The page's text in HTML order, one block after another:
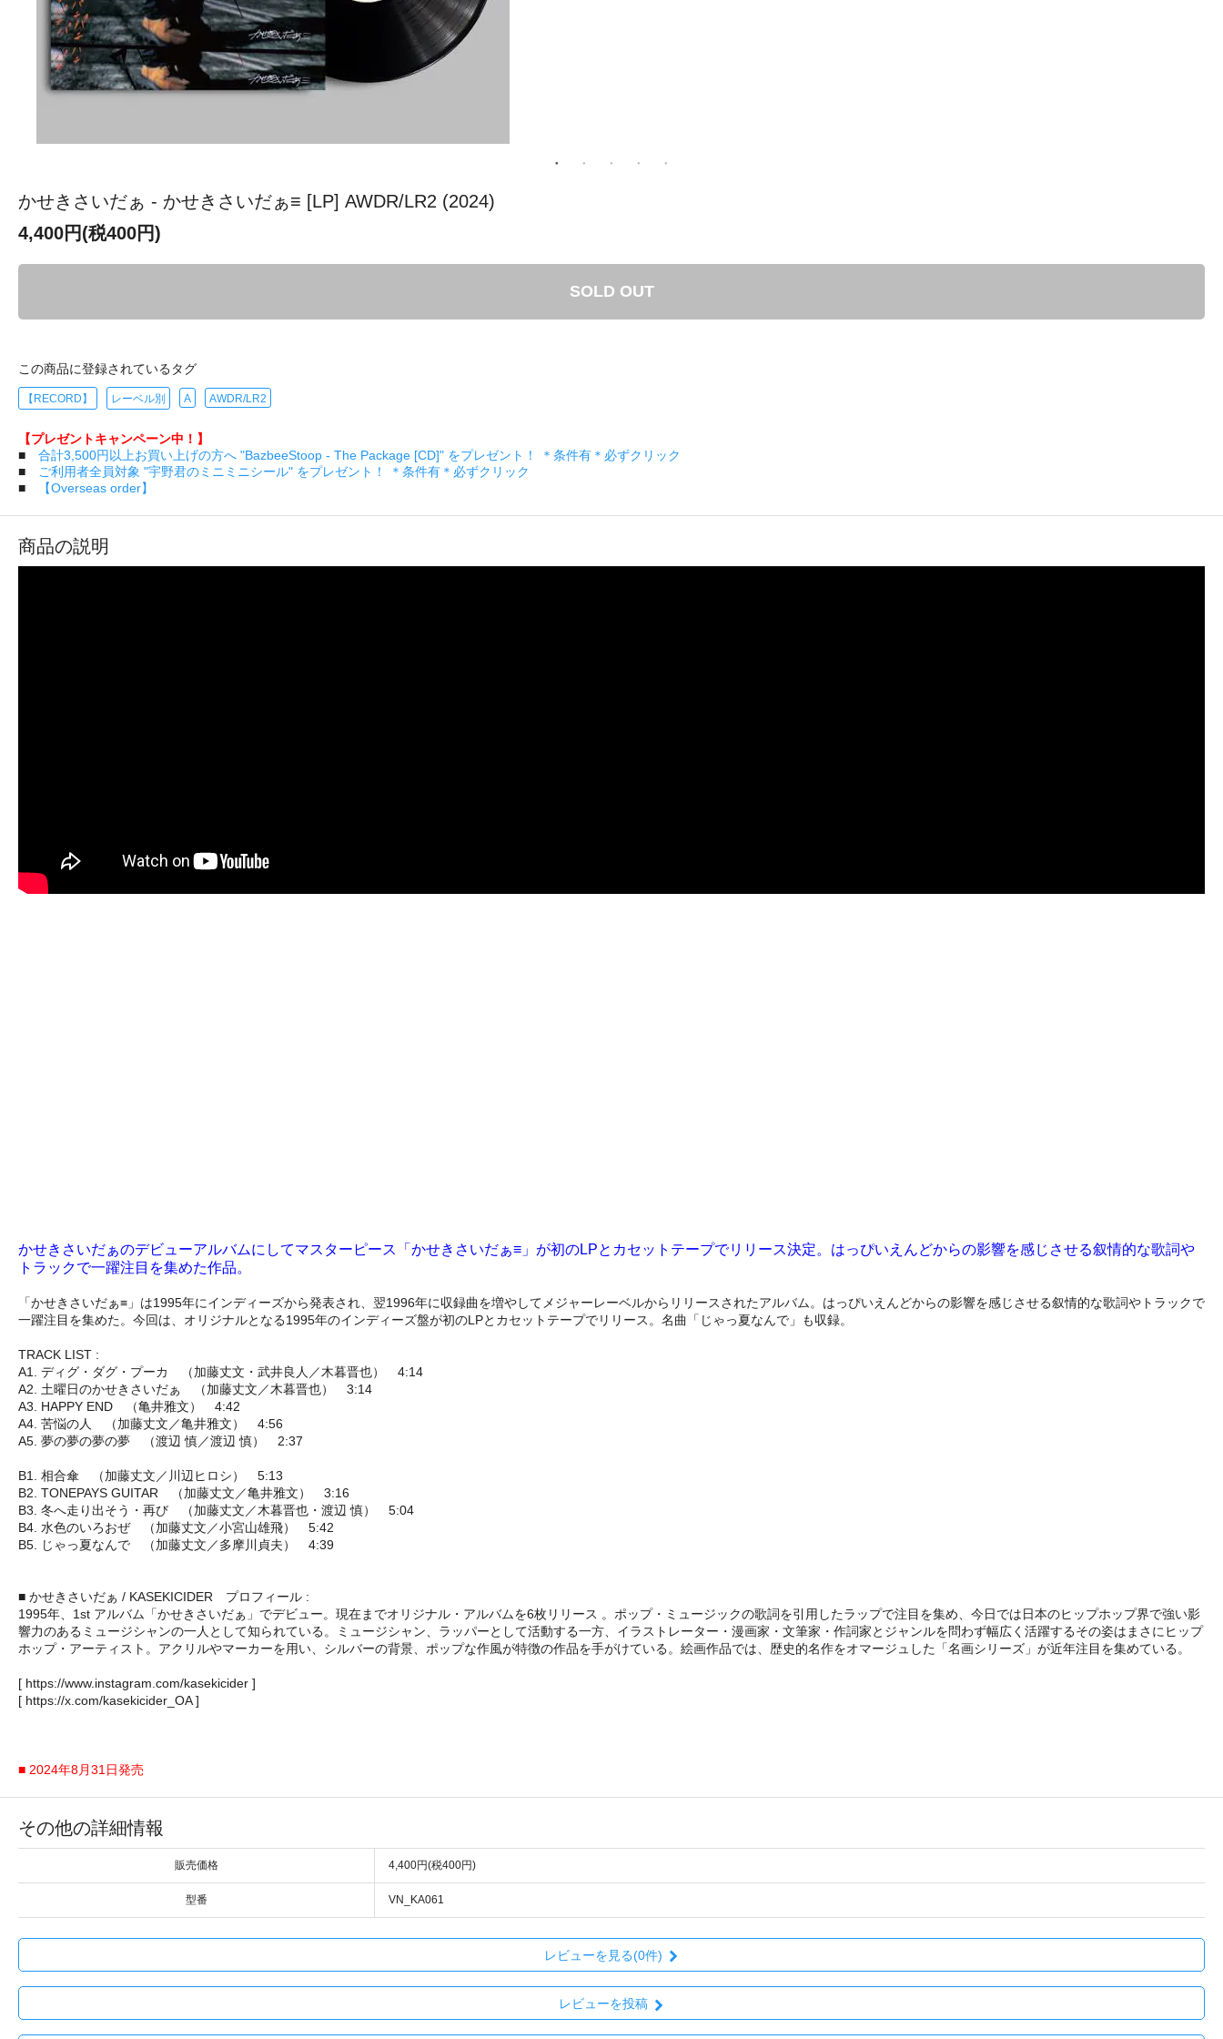
かせきさいだぁ - かせきさいだぁ≡ [LP] AWDR/LR2 (2024)
4,400円(税400円)
SOLD OUT
この商品に登録されているタグ
【RECORD】 レーベル別 A AWDR/LR2
【プレゼントキャンペーン中！】
■ 合計3,500円以上お買い上げの方へ "BazbeeStoop - The Package [CD]" をプレゼント！ ＊条件有＊必ずクリック
■
ご利用者全員対象 "宇野君のミニミニシール" をプレゼント！ ＊条件有＊必ずクリック
■
【Overseas order】
商品の説明
かせきさいだぁのデビューアルバムにしてマスターピース「かせきさいだぁ≡」が初のLPとカセットテープでリリース決定。はっぴいえんどからの影響を感じさせる叙情的な歌詞や
トラックで一躍注目を集めた作品。
「かせきさいだぁ≡」は1995年にインディーズから発表され、翌1996年に収録曲を増やしてメジャーレーベルからリリースされたアルバム。はっぴいえんどからの影響を感じさせる叙情的な歌詞やトラックで
一躍注目を集めた。今回は、オリジナルとなる1995年のインディーズ盤が初のLPとカセットテープでリリース。名曲「じゃっ夏なんで」も収録。
TRACK LIST :
A1. ディグ・ダグ・プーカ （加藤丈文・武井良人／木暮晋也） 4:14
A2. 土曜日のかせきさいだぁ （加藤丈文／木暮晋也） 3:14
A3. HAPPY END （亀井雅文） 4:42
A4. 苦悩の人 （加藤丈文／亀井雅文） 4:56
A5. 夢の夢の夢の夢 （渡辺 慎／渡辺 慎） 2:37
B1. 相合傘 （加藤丈文／川辺ヒロシ） 5:13
B2. TONEPAYS GUITAR （加藤丈文／亀井雅文） 3:16
B3. 冬へ走り出そう・再び （加藤丈文／木暮晋也・渡辺 慎） 5:04
B4. 水色のいろおぜ （加藤丈文／小宮山雄飛） 5:42
B5. じゃっ夏なんで （加藤丈文／多摩川貞夫） 4:39
■ かせきさいだぁ / KASEKICIDER プロフィール :
1995年、1st アルバム「かせきさいだぁ」でデビュー。現在までオリジナル・アルバムを6枚リリース 。ポップ・ミュージックの歌詞を引用したラップで注目を集め、今日では日本のヒップホップ界で強い影
響力のあるミュージシャンの一人として知られている。ミュージシャン、ラッパーとして活動する一方、イラストレーター・漫画家・文筆家・作詞家とジャンルを問わず幅広く活躍するその姿はまさにヒップ
ホップ・アーティスト。アクリルやマーカーを用い、シルバーの背景、ポップな作風が特徴の作品を手がけている。絵画作品では、歴史的名作をオマージュした「名画シリーズ」が近年注目を集めている。
[ https://www.instagram.com/kasekicider ]
[ https://x.com/kasekicider_OA ]
■ 2024年8月31日発売
その他の詳細情報
販売価格 4,400円(税400円)
型番 VN_KA061
レビューを見る(0件)
レビューを投稿